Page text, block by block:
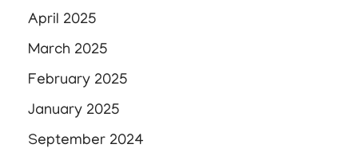
April 2025
March 2025
February 2025
January 2025
September 2024